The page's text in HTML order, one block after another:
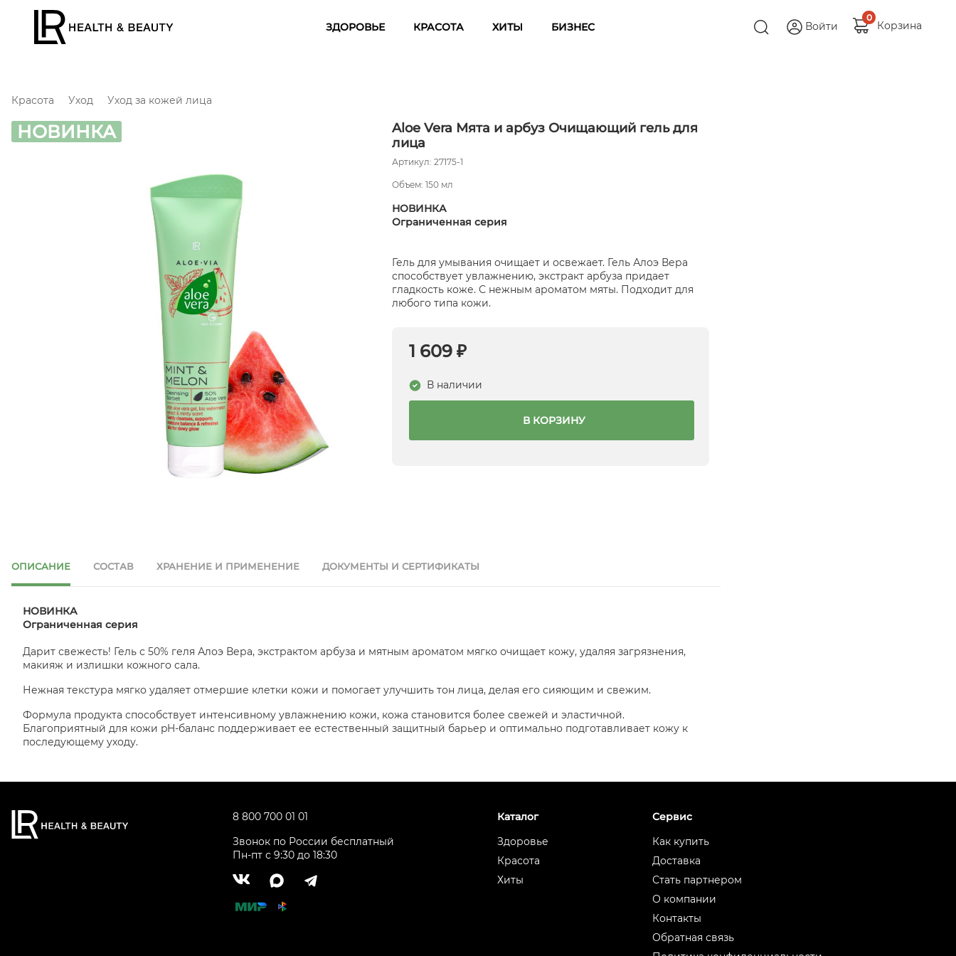
ЗДОРОВЬЕ КРАСОТА ХИТЫ БИЗНЕС Войти
0
Корзина
Красота Уход Уход за кожей лица
НОВИНКА
Aloe Vera Мята и арбуз Очищающий гель для
лица
Артикул: 27175-1
Объем: 150 мл
НОВИНКА
Ограниченная серия
Гель для умывания очищает и освежает. Гель Алоэ Вера
способствует увлажнению, экстракт арбуза придает
гладкость коже. С нежным ароматом мяты. Подходит для
любого типа кожи.
1 609 ₽
В наличии
В КОРЗИНУ
ОПИСАНИЕ СОСТАВ ХРАНЕНИЕ И ПРИМЕНЕНИЕ ДОКУМЕНТЫ И СЕРТИФИКАТЫ
НОВИНКА
Ограниченная серия
Дарит свежесть! Гель с 50% геля Алоэ Вера, экстрактом арбуза и мятным ароматом мягко очищает кожу, удаляя загрязнения,
макияж и излишки кожного сала.
Нежная текстура мягко удаляет отмершие клетки кожи и помогает улучшить тон лица, делая его сияющим и свежим.
Формула продукта способствует интенсивному увлажнению кожи, кожа становится более свежей и эластичной.
Благоприятный для кожи pH-баланс поддерживает ее естественный защитный барьер и оптимально подготавливает кожу к
последующему уходу.
8 800 700 01 01
Звонок по России бесплатный
Пн-пт с 9:30 до 18:30
Каталог
Здоровье
Красота
Хиты
Сервис
Как купить
Доставка
Стать партнером
О компании
Контакты
Обратная связь